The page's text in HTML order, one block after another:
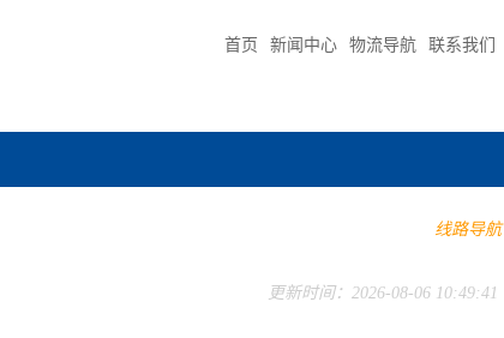
首页 新闻中心 物流导航 联系我们
线路导航
更新时间：2026-08-06 10:49:41